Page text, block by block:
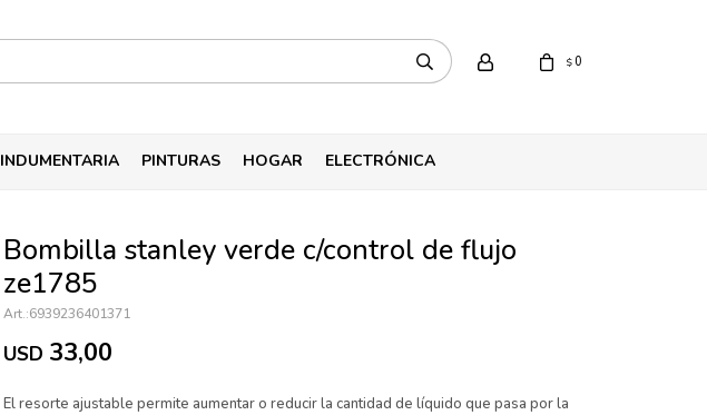
INDUMENTARIA PINTURAS HOGAR ELECTRÓNICA
$ 0
Bombilla stanley verde c/control de flujo
ze1785
6939236401371
USD 33,00
El resorte ajustable permite aumentar o reducir la cantidad de líquido que pasa por la